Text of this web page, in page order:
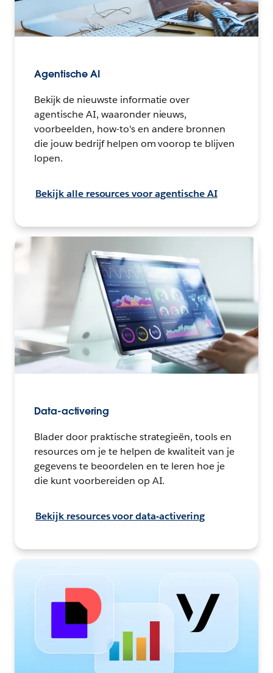
Agentische AI
Bekijk de nieuwste informatie over
agentische AI, waaronder nieuws,
voorbeelden, how-to's en andere bronnen
die jouw bedrijf helpen om voorop te blijven
lopen.
Bekijk alle resources voor agentische AI
Data-activering
Blader door praktische strategieën, tools en
resources om je te helpen de kwaliteit van je
gegevens te beoordelen en te leren hoe je
die kunt voorbereiden op AI.
Bekijk resources voor data-activering